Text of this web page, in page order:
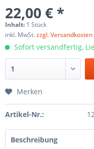
22,00 € *
Inhalt: 1 Stück
inkl. MwSt.zzgl. Versandkosten
Sofort versandfertig,
Merken
Artikel-Nr.:
Beschreibung